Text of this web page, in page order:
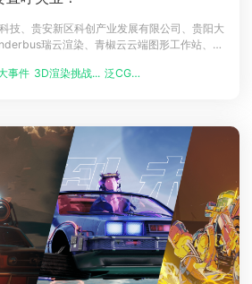
技、贵安新区科创产业发展有限公司、贵阳大
瑞云渲染、青椒云云端图形工作站、
创作大赛线上颁奖典礼在Renderbus瑞云渲
事件 3D渲染挑战... 泛CG聚未来